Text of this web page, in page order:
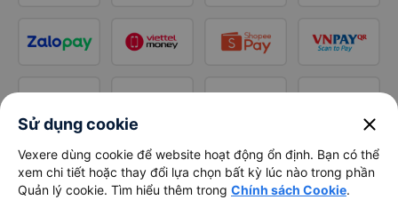
Sử dụng cookie close
Vexere dùng cookie để website hoạt động ổn định. Bạn có thể
xem chi tiết hoặc thay đổi lựa chọn bất kỳ lúc nào trong phần
Quản lý cookie. Tìm hiểu thêm trong Chính sách Cookie.